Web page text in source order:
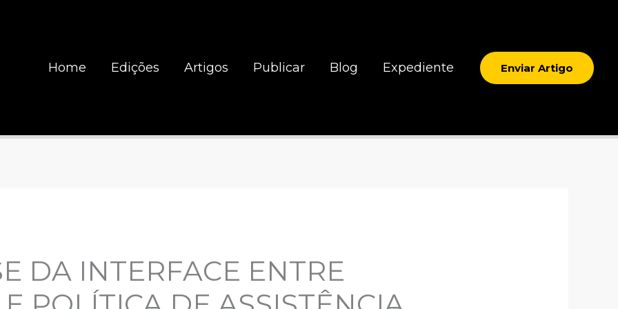
Home Edições Artigos Publicar Blog Expediente Enviar Artigo
DA INTERFACE ENTRE